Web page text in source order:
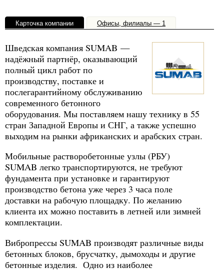
Карточка компании Офисы, филиалы — 1
Шведская компания SUMAB —
надёжный партнёр, оказывающий
полный цикл работ по
производству, поставке и
послегарантийному обслуживанию
современного бетонного
оборудования. Мы поставляем нашу технику в 55
стран Западной Европы и СНГ, а также успешно
выходим на рынки африканских и арабских стран.
Мобильные растворобетонные узлы (РБУ)
SUMAB легко транспортируются, не требуют
фундамента при установке и гарантируют
производство бетона уже через 3 часа поле
доставки на рабочую площадку. По желанию
клиента их можно поставить в летней или зимней
комплектации.
Вибропрессы SUMAB производят различные виды
бетонных блоков, брусчатку, дымоходы и другие
бетонные изделия. Одно из наиболее